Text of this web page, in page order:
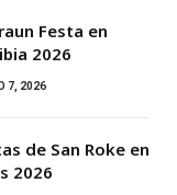
Festa en
2026
7, 2026
de San Roke en
2026